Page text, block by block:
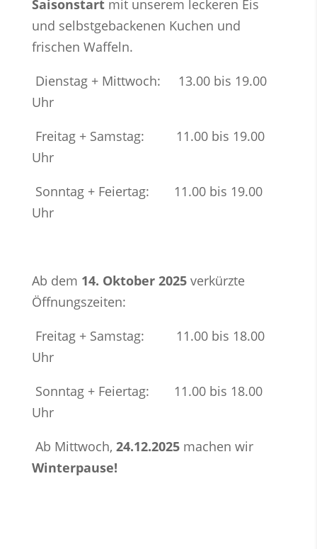
Saisonstart mit unserem leckeren Eis
und selbstgebackenen Kuchen und
frischen Waffeln.
Dienstag + Mittwoch: 13.00 bis 19.00
Uhr
Freitag + Samstag: 11.00 bis 19.00
Uhr
Sonntag + Feiertag: 11.00 bis 19.00
Uhr
Ab dem 14. Oktober 2025verkürzte
Öffnungszeiten:
Freitag + Samstag: 11.00 bis 18.00
Uhr
Sonntag + Feiertag: 11.00 bis 18.00
Uhr
Ab Mittwoch, 24.12.2025machen wir
Winterpause!